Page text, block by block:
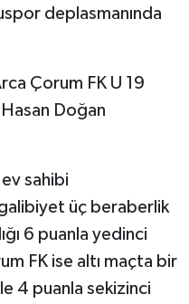
deplasmanında
Çorum FK U 19
Hasan Doğan
sahibi
üç beraberlik
6 puanla yedinci
FK ise altı maçta bir
4 puanla sekizinci